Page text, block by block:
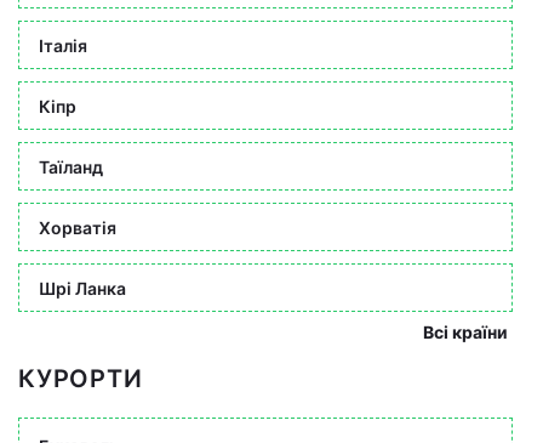
Італія
Кіпр
Таїланд
Хорватія
Шрі Ланка
Всі країни
КУРОРТИ